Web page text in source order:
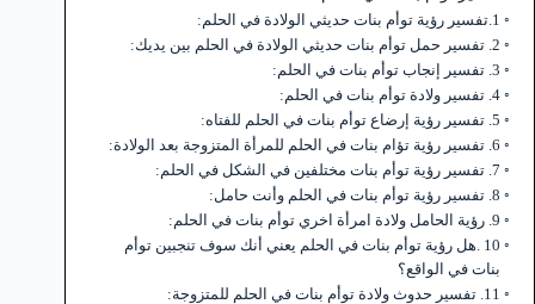
1.تفسير رؤية توأم بنات حديثي الولادة في الحلم:
2. تفسير حمل توأم بنات حديثي الولادة في الحلم بين يديك:
3. تفسير إنجاب توأم بنات في الحلم:
4. تفسير ولادة توأم بنات في الحلم:
5. تفسير رؤية إرضاع توأم بنات في الحلم للفتاه:
6. تفسير رؤية تؤام بنات في الحلم للمرأة المتزوجة بعد الولادة:
7. تفسير رؤية توأم بنات مختلفين في الشكل في الحلم:
8. تفسير رؤية توأم بنات في الحلم وأنت حامل:
9. رؤية الحامل ولادة امرأة اخري توأم بنات في الحلم:
10 .هل رؤية توأم بنات في الحلم يعني أنك سوف تنجبين توأم
بنات في الواقع؟
11. تفسير حدوث ولادة توأم بنات في الحلم للمتزوجة: